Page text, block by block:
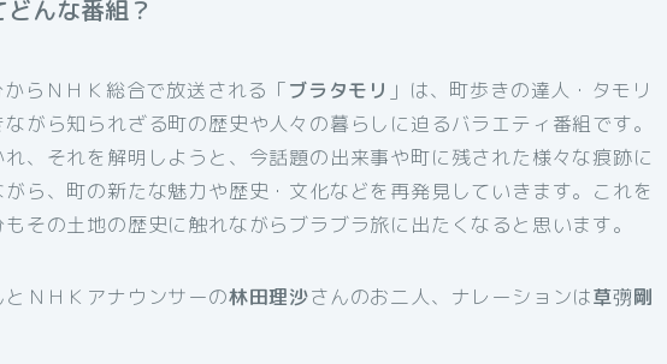
どんな番組？
らＮＨＫ総合で放送される「ブラタモリ 」は、町歩きの達人・タモリ
がら知られざる町の歴史や人々の暮らしに迫るバラエティ番組です。
、それを解明しようと、今話題の出来事や町に残された様々な痕跡に
ら、町の新たな魅力や歴史・文化などを再発見していきます。これを
その土地の歴史に触れながらブラブラ旅に出たくなると思います。
とＮＨＫアナウンサーの林田理沙さんのお二人、ナレーションは草彅剛